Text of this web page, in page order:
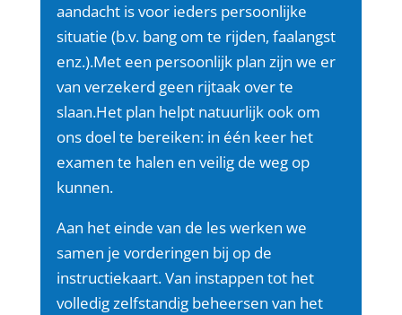
aandacht is voor ieders persoonlijke
situatie (b.v. bang om te rijden, faalangst
enz.).Met een persoonlijk plan zijn we er
van verzekerd geen rijtaak over te
slaan.Het plan helpt natuurlijk ook om
ons doel te bereiken: in één keer het
examen te halen en veilig de weg op
kunnen.
Aan het einde van de les werken we
samen je vorderingen bij op de
instructiekaart. Van instappen tot het
volledig zelfstandig beheersen van het